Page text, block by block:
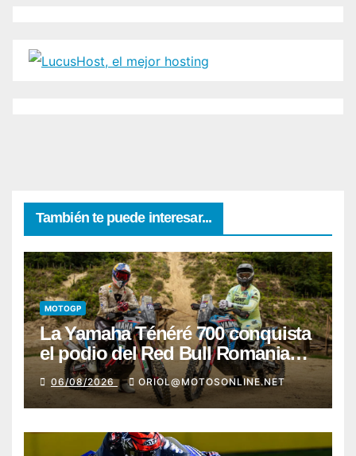
También te puede interesar...
MOTOGP
La Yamaha Ténéré 700 conquista
el podio del Red Bull Romaniacs
2026 con Pol Tarrés
06/08/2026 ORIOL@MOTOSONLINE.NET